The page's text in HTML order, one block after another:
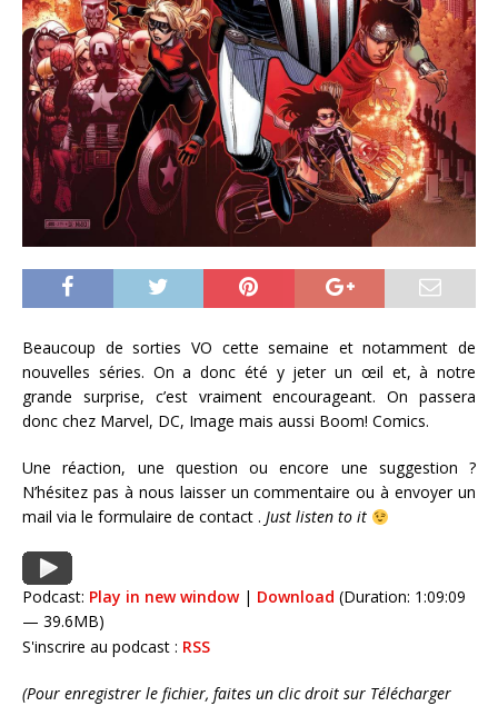
Beaucoup de sorties VO cette semaine et notamment de
nouvelles séries. On a donc été y jeter un œil et, à notre
grande surprise, c’est vraiment encourageant. On passera
donc chez Marvel, DC, Image mais aussi Boom! Comics.
Une réaction, une question ou encore une suggestion ?
N’hésitez pas à nous laisser un commentaire ou à envoyer un
mail via le formulaire de contact . Just listen to it
Podcast: Play in new window| Download (Duration: 1:09:09
— 39.6MB)
S'inscrire au podcast : RSS
(Pour enregistrer le fichier, faites un clic droit sur Télécharger